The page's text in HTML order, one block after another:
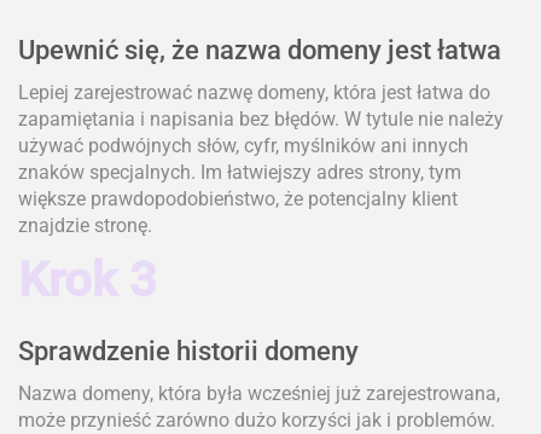
Upewnić się, że nazwa domeny jest łatwa
Lepiej zarejestrować nazwę domeny, która jest łatwa do
zapamiętania i napisania bez błędów. W tytule nie należy
używać podwójnych słów, cyfr, myślników ani innych
znaków specjalnych. Im łatwiejszy adres strony, tym
większe prawdopodobieństwo, że potencjalny klient
znajdzie stronę.
Krok 3
Sprawdzenie historii domeny
Nazwa domeny, która była wcześniej już zarejestrowana,
może przynieść zarówno dużo korzyści jak i problemów.